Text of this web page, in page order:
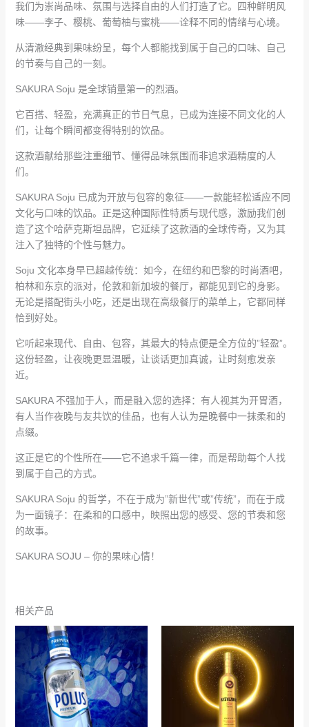
我们为崇尚品味、氛围与选择自由的人们打造了它。四种鲜明风
味——李子、樱桃、葡萄柚与蜜桃——诠释不同的情绪与心境。
从清澈经典到果味纷呈，每个人都能找到属于自己的口味、自己
的节奏与自己的一刻。
SAKURA Soju 是全球销量第一的烈酒。
它百搭、轻盈，充满真正的节日气息，已成为连接不同文化的人
们，让每个瞬间都变得特别的饮品。
这款酒献给那些注重细节、懂得品味氛围而非追求酒精度的人
们。
SAKURA Soju 已成为开放与包容的象征——一款能轻松适应不同
文化与口味的饮品。正是这种国际性特质与现代感，激励我们创
造了这个哈萨克斯坦品牌，它延续了这款酒的全球传奇，又为其
注入了独特的个性与魅力。
Soju 文化本身早已超越传统：如今，在纽约和巴黎的时尚酒吧，
柏林和东京的派对，伦敦和新加坡的餐厅，都能见到它的身影。
无论是搭配街头小吃，还是出现在高级餐厅的菜单上，它都同样
恰到好处。
它听起来现代、自由、包容，其最大的特点便是全方位的”轻盈”。
这份轻盈，让夜晚更显温暖，让谈话更加真诚，让时刻愈发亲
近。
SAKURA 不强加于人，而是融入您的选择：有人视其为开胃酒，
有人当作夜晚与友共饮的佳品，也有人认为是晚餐中一抹柔和的
点缀。
这正是它的个性所在——它不追求千篇一律，而是帮助每个人找
到属于自己的方式。
SAKURA Soju 的哲学，不在于成为”新世代”或”传统”，而在于成
为一面镜子：在柔和的口感中，映照出您的感受、您的节奏和您
的故事。
SAKURA SOJU – 你的果味心情！
相关产品